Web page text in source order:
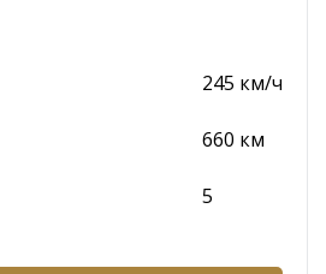
245 км/ч
660 км
5